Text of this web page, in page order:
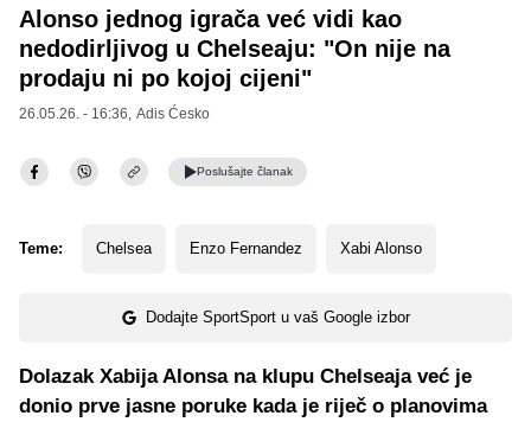
Alonso jednog igrača već vidi kao
nedodirljivog u Chelseaju: "On nije na
prodaju ni po kojoj cijeni"
26.05.26. - 16:36, Adis Ćesko
Poslušajte članak
Teme: Chelsea Enzo Fernandez Xabi Alonso
Dodajte SportSport u vaš Google izbor
Dolazak Xabija Alonsa na klupu Chelseaja već je
donio prve jasne poruke kada je riječ o planovima